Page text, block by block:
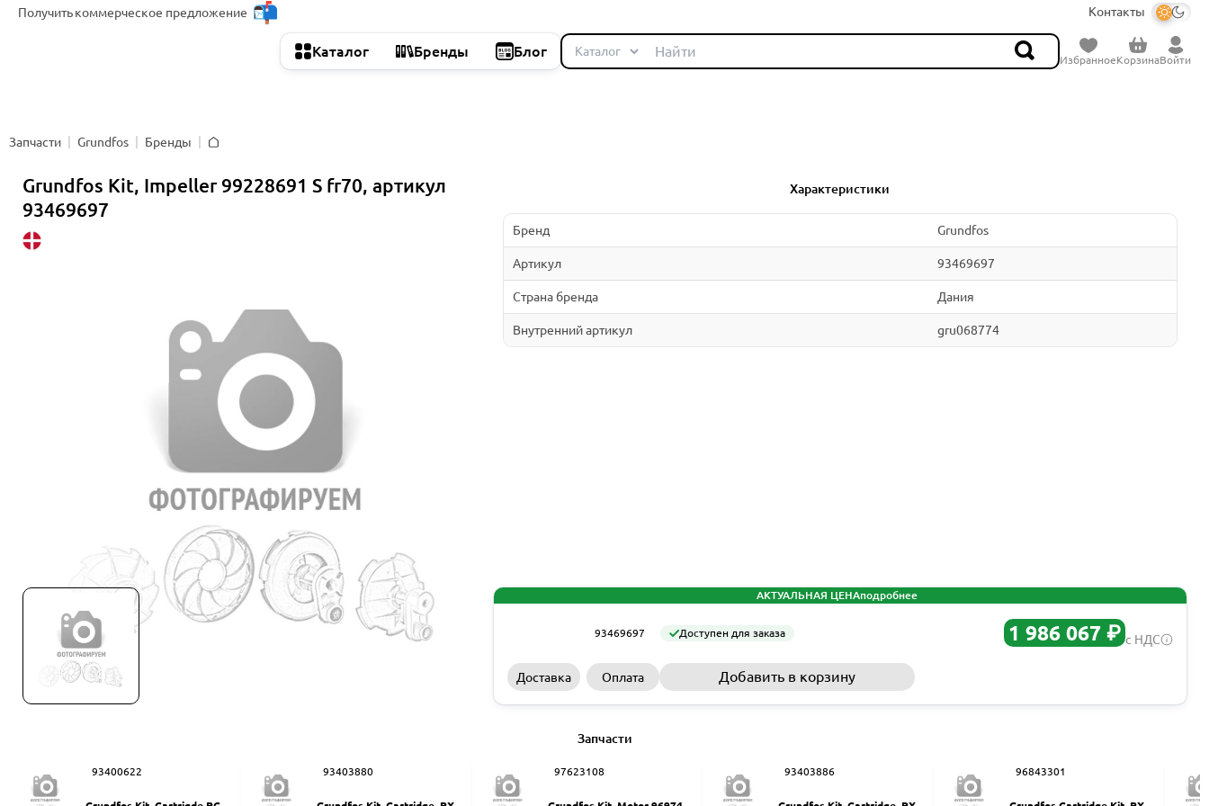
Получитькоммерческое предложение Контакты
Каталог Бренды Блог
ИзбранноеКорзинаВойти
Запчасти Grundfos
Бренды
Grundfos Kit, Impeller 99228691 S fr70, артикул
93469697
Характеристики
Бренд Grundfos
Артикул 93469697
Страна бренда Дания
Внутренний артикул gru068774
АКТУАЛЬНАЯ ЦЕНАподробнее
93469697 Доступен для заказа 1 986 067 ₽ с НДС
Доставка Оплата Добавить в корзину
Запчасти
93400622 93403880 97623108 93403886 96843301